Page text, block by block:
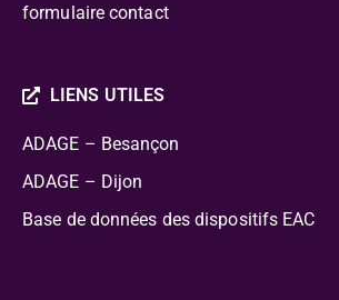
formulaire contact
LIENS UTILES
ADAGE – Besançon
ADAGE – Dijon
Base de données des dispositifs EAC